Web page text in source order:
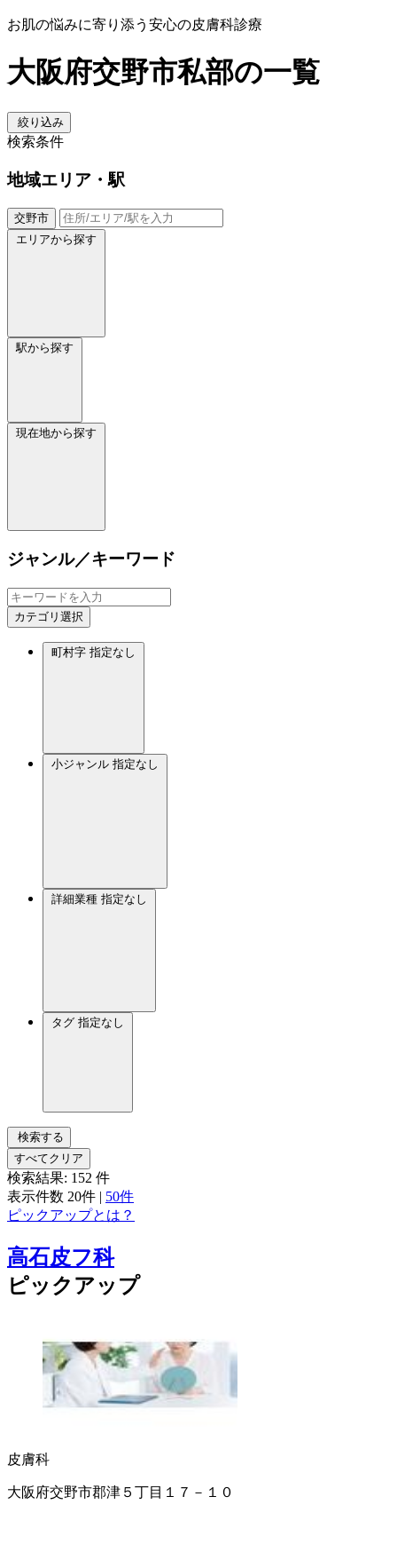
お肌の悩みに寄り添う安心の皮膚科診療
大阪府交野市私部の一覧
絞り込み
検索条件
地域エリア・駅
交野市
エリアから探す
駅から探す
現在地から探す
ジャンル／キーワード
カテゴリ選択
町村字 指定なし
小ジャンル 指定なし
詳細業種 指定なし
タグ 指定なし
検索する
すべてクリア
検索結果: 152 件
表示件数 20件 | 50件
ピックアップとは？
高石皮フ科
ピックアップ
皮膚科
大阪府交野市郡津５丁目１７－１０